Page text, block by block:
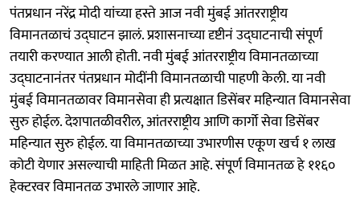
पंतप्रधान नरेंद्र मोदी यांच्या हस्ते आज नवी मुंबई आंतरराष्ट्रीय
विमानतळाचं उद्घाटन झालं. प्रशासनाच्या दृष्टीनं उद्घाटनाची संपूर्ण
तयारी करण्यात आली होती. नवी मुंबई आंतरराष्ट्रीय विमानतळाच्या
उद्घाटनानंतर पंतप्रधान मोदींनी विमानतळाची पाहणी केली. या नवी
मुंबई विमानतळावर विमानसेवा ही प्रत्यक्षात डिसेंबर महिन्यात विमानसेवा
सुरु होईल. देशपातळीवरील, आंतरराष्ट्रीय आणि कार्गो सेवा डिसेंबर
महिन्यात सुरु होईल. या विमानतळाच्या उभारणीस एकूण खर्च १ लाख
कोटी येणार असल्याची माहिती मिळत आहे. संपूर्ण विमानतळ हे ११६०
हेक्टरवर विमानतळ उभारले जाणार आहे.